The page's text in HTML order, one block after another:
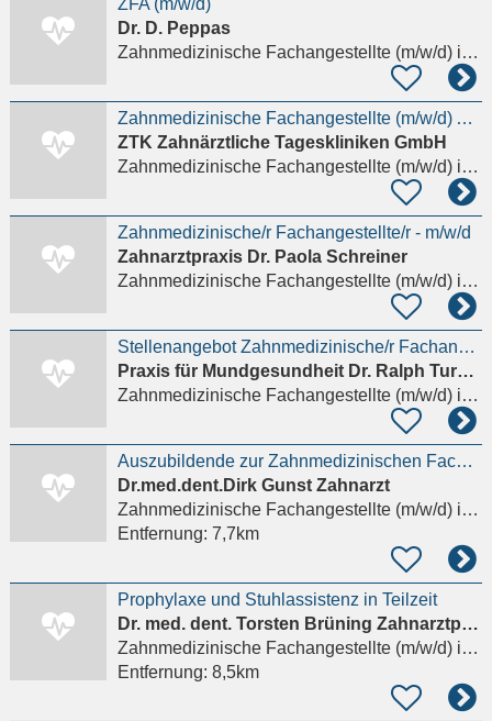
ZFA (m/w/d)
Dr. D. Peppas
Zahnmedizinische Fachangestellte (m/w/d)in Mainz
Zahnmedizinische Fachangestellte (m/w/d) Assistenz/Rezeption
ZTK Zahnärztliche Tageskliniken GmbH
Zahnmedizinische Fachangestellte (m/w/d)in Mainz, Neustadt
Zahnmedizinische/r Fachangestellte/r - m/w/d
Zahnarztpraxis Dr. Paola Schreiner
Zahnmedizinische Fachangestellte (m/w/d)in Mainz, Mombach
Stellenangebot Zahnmedizinische/r Fachangestellte/r in Vollzeit oder Teilzeit in Mainz
Praxis für Mundgesundheit Dr. Ralph Turobin
Zahnmedizinische Fachangestellte (m/w/d)in Mainz, Ebersheim
Auszubildende zur Zahnmedizinischen Fachangestellten (ZMF/ZFA) (m/w/d) gesucht
Dr.med.dent.Dirk Gunst Zahnarzt
Zahnmedizinische Fachangestellte (m/w/d)in Harxheim
Entfernung: 7,7km
Prophylaxe und Stuhlassistenz in Teilzeit
Dr. med. dent. Torsten Brüning Zahnarztpraxis
Zahnmedizinische Fachangestellte (m/w/d)in Heidesheim am Rhein
Entfernung: 8,5km